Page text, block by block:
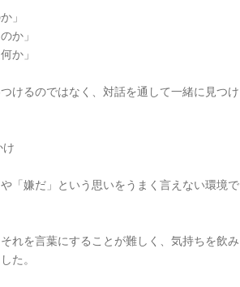
」
か」
か」
けるのではなく、対話を通して一緒に見つけ
け
「嫌だ」という思いをうまく言えない環境で
れを言葉にすることが難しく、気持ちを飲み
た。